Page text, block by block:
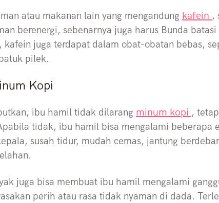
atau makanan lain yang mengandung kafein ,
berenergi, sebenarnya juga harus Bunda batasi
kafein juga terdapat dalam obat-obatan bebas,
pilek.
Kopi
ibu hamil tidak dilarang minum kopi ,
tidak, ibu hamil bisa mengalami beberapa
susah tidur, mudah cemas, jantung
juga bisa membuat ibu hamil mengalami
perih atau rasa tidak nyaman di dada.